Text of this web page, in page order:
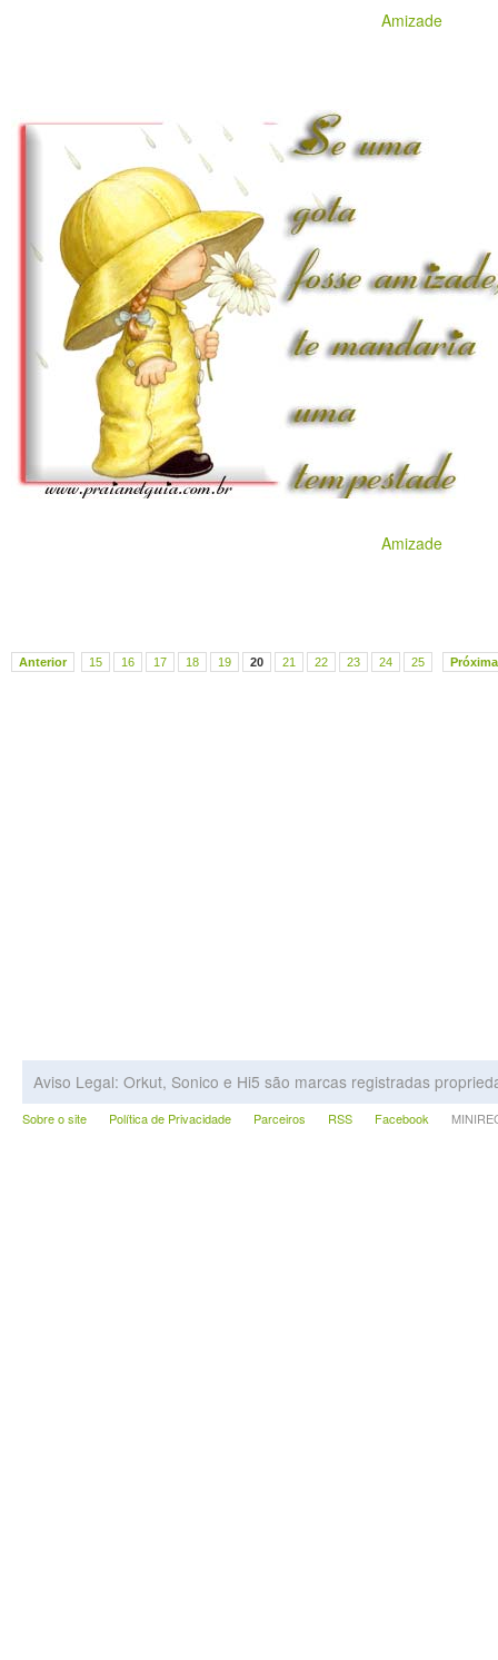
Amizade
Amizade
Anterior 15 16 17 18 19 20 21 22 23 24 25 Próxima
Aviso Legal: Orkut, Sonico e Hi5 são marcas registradas
Sobre o site Política de Privacidade Parceiros RSS Facebook